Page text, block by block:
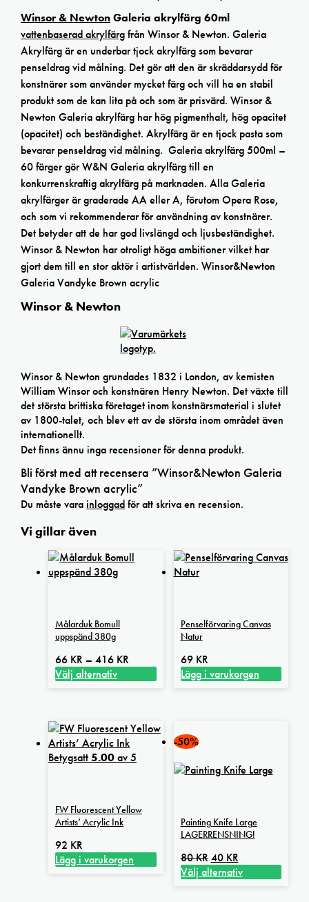
Winsor & NewtonGaleria akrylfärg 60ml
vattenbaserad akrylfärgfrån Winsor & Newton. Galeria
Akrylfärg är en underbar tjock akrylfärg som bevarar
penseldrag vid målning. Det gör att den är skräddarsydd för
konstnärer som använder mycket färg och vill ha en stabil
produkt som de kan lita på och som är prisvärd. Winsor &
Newton Galeria akrylfärg har hög pigmenthalt, hög opacitet
(opacitet) och beständighet. Akrylfärg är en tjock pasta som
bevarar penseldrag vid målning. Galeria akrylfärg 500ml –
60 färger gör W&N Galeria akrylfärg till en
konkurrenskraftig akrylfärg på marknaden. Alla Galeria
akrylfärger är graderade AA eller A, förutom Opera Rose,
och som vi rekommenderar för användning av konstnärer.
Det betyder att de har god livslängd och ljusbeständighet.
Winsor & Newton har otroligt höga ambitioner vilket har
gjort dem till en stor aktör i artistvärlden. Winsor&Newton
Galeria Vandyke Brown acrylic
Winsor & Newton
Winsor & Newton grundades 1832 i London, av kemisten
William Winsor och konstnären Henry Newton. Det växte till
det största brittiska företaget inom konstnärsmaterial i slutet
av 1800-talet, och blev ett av de största inom området även
internationellt.
Det finns ännu inga recensioner för denna produkt.
Bli först med att recensera ”Winsor&Newton Galeria
Vandyke Brown acrylic”
Du måste varainloggadför att skriva en recension.
Vi gillar även
Målarduk Bomull
uppspänd 380g
66 KR – 416 KR Prisintervall:
Välj alternativ
har
flera
varianter.
alternativen
kan
på
produktsidan
Penselförvaring Canvas
Natur
69 KR
Lägg i varukorgen
Betygsatt5.00av 5
FW Fluorescent Yellow
Artists’ Acrylic Ink
92 KR
Lägg i varukorgen
-50%
Painting Knife Large
LAGERRENSNING!
80KR Det
ursprungliga
40 KRDet
nuvarande
Välj alternativ